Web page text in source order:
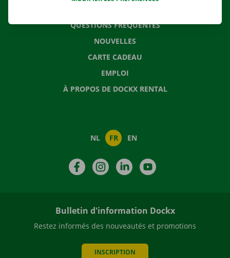
QUESTIONS FRÉQUENTES
NOUVELLES
CARTE CADEAU
EMPLOI
À PROPOS DE DOCKX RENTAL
NL FR EN
FacebookInstagramLinkedIn
Bulletin d'information Dockx
Restez informés des nouveautés et promotions
INSCRIPTION